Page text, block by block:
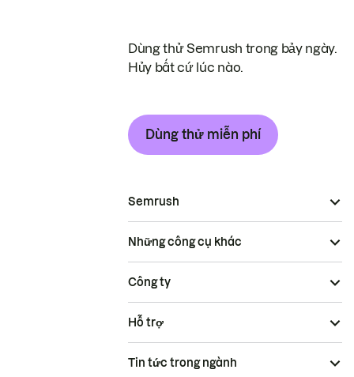
Dùng thử Semrush trong bảy ngày.
Hủy bất cứ lúc nào.
Dùng thử miễn phí
Semrush
Những công cụ khác
Công ty
Hỗ trợ
Tin tức trong ngành